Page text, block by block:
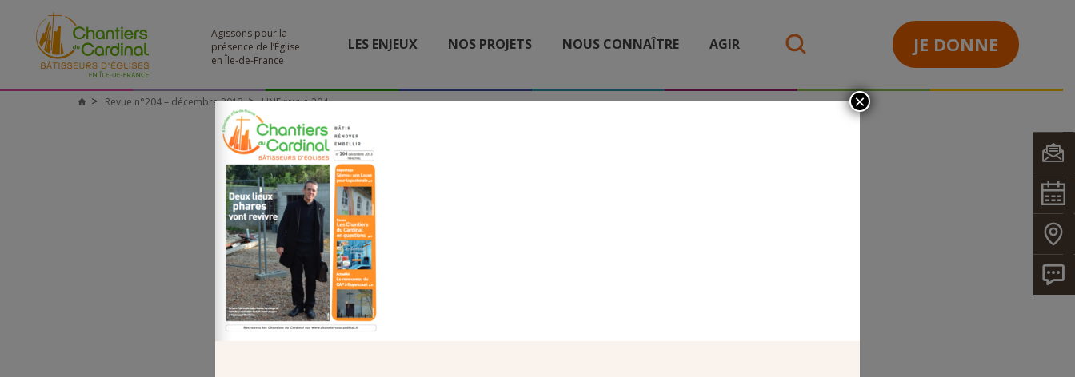
Agissons pour la
présence de l’Église
en Île-de-France
LES ENJEUX NOS PROJETS NOUS CONNAÎTRE AGIR JE DONNE
Chantiers
Revue n°204 – décembre 2013 UNE revue 204 ×